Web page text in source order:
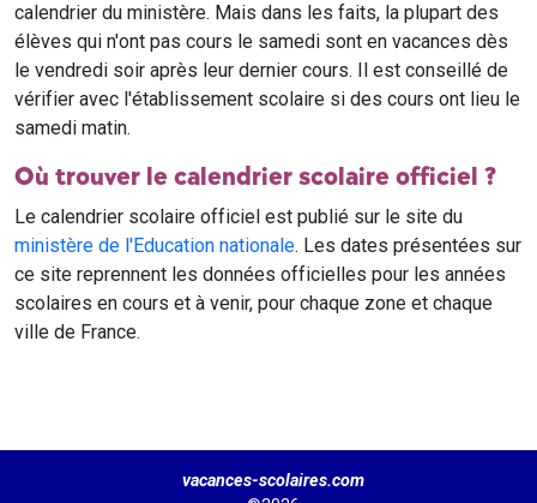
calendrier du ministère. Mais dans les faits, la plupart des
élèves qui n'ont pas cours le samedi sont en vacances dès
le vendredi soir après leur dernier cours. Il est conseillé de
vérifier avec l'établissement scolaire si des cours ont lieu le
samedi matin.
Où trouver le calendrier scolaire officiel ?
Le calendrier scolaire officiel est publié sur le site du
ministère de l'Education nationale. Les dates présentées sur
ce site reprennent les données officielles pour les années
scolaires en cours et à venir, pour chaque zone et chaque
ville de France.
vacances-scolaires.com